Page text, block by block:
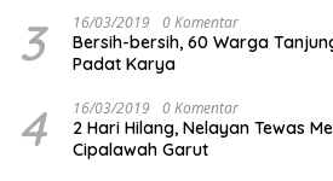
3 16/03/2019 0 Komentar
Bersih-bersih, 60 Warga
Padat Karya
4 16/03/2019 0 Komentar
2 Hari Hilang, Nelayan Tewas
Cipalawah Garut